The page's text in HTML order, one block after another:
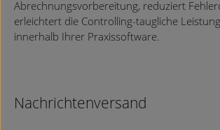
Abrechnungsvorbereitung, reduziert
erleichtert die Controlling-taugliche
innerhalb Ihrer Praxissoftware.
Nachrichtenversand